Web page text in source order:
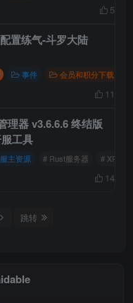
5
置练气-斗罗大陆
事件 会员和积分下载
11
理器 v3.6.6.6 终结版
工具
服主资源 # Rust服务器 # XPC
14
跳转